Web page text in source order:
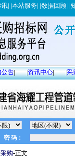
讯| |本站服务| |数据回顾| |
公告| |资讯中心| |采
购-正文